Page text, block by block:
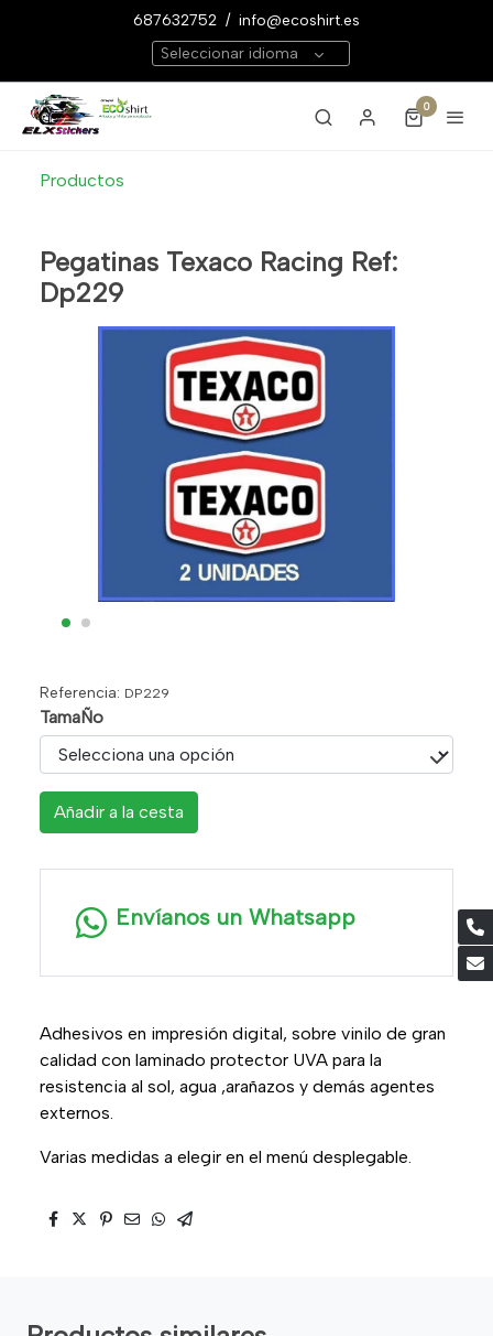
687632752 / info@ecoshirt.es
Seleccionar idioma
0
Productos
Pegatinas Texaco Racing Ref:
Dp229
Referencia: DP229
TamaÑo
Añadir a la cesta
Envíanos un Whatsapp
Adhesivos en impresión digital, sobre vinilo de gran
calidad con laminado protector UVA para la
resistencia al sol, agua ,arañazos y demás agentes
externos.
Varias medidas a elegir en el menú desplegable.